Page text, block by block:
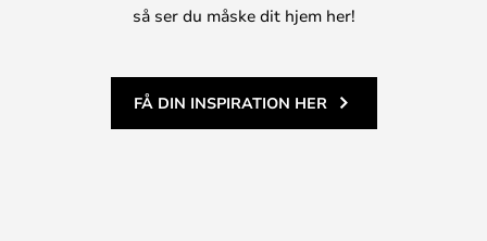
så ser du måske dit hjem her!
FÅ DIN INSPIRATION HER